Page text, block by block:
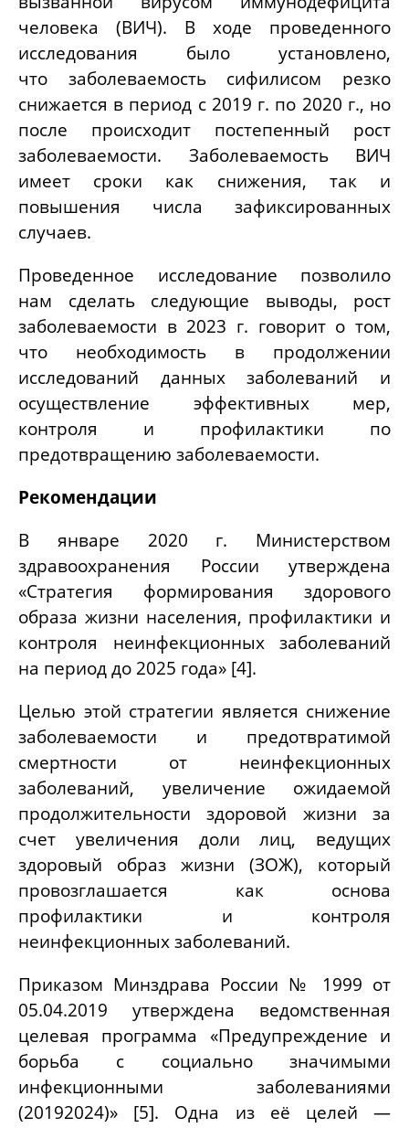
человека (ВИЧ). В ходе проведенного
исследования было установлено,
что заболеваемость сифилисом резко
снижается в период с 2019 г. по 2020 г., но
после происходит постепенный рост
заболеваемости. Заболеваемость ВИЧ
имеет сроки как снижения, так и
повышения числа зафиксированных
случаев.
Проведенное исследование позволило
нам сделать следующие выводы, рост
заболеваемости в 2023 г. говорит о том,
что необходимость в продолжении
исследований данных заболеваний и
осуществление эффективных мер,
контроля и профилактики по
предотвращению заболеваемости.
Рекомендации
В январе 2020 г. Министерством
здравоохранения России утверждена
«Стратегия формирования здорового
образа жизни населения, профилактики и
контроля неинфекционных заболеваний
на период до 2025 года» [4].
Целью этой стратегии является снижение
заболеваемости и предотвратимой
смертности от неинфекционных
заболеваний, увеличение ожидаемой
продолжительности здоровой жизни за
счет увеличения доли лиц, ведущих
здоровый образ жизни (ЗОЖ), который
провозглашается как основа
профилактики и контроля
неинфекционных заболеваний.
Приказом Минздрава России № 1999 от
05.04.2019 утверждена ведомственная
целевая программа «Предупреждение и
борьба с социально значимыми
инфекционными заболеваниями
(20192024)» [5]. Одна из её целей —